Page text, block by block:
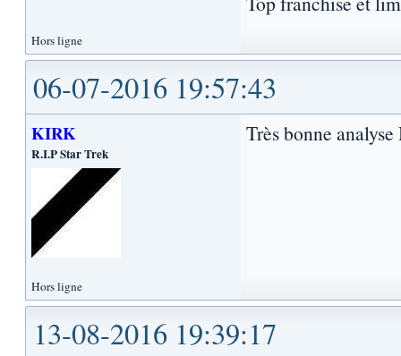
Hors ligne
06-07-2016 19:57:43
KIRK
R.I.P Star Trek
Très bonne
Hors ligne
13-08-2016 19:39:17